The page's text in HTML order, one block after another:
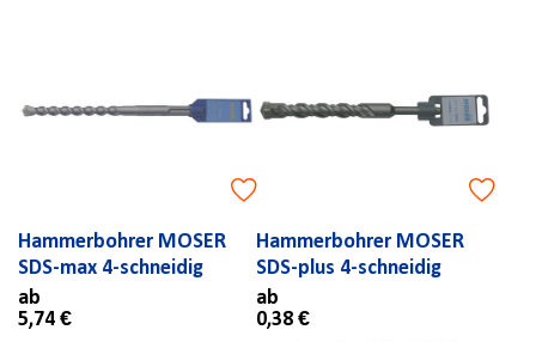
Hammerbohrer MOSER
SDS-max 4-schneidig
ab
5,74 €
Hammerbohrer MOSER
SDS-plus 4-schneidig
ab
0,38 €